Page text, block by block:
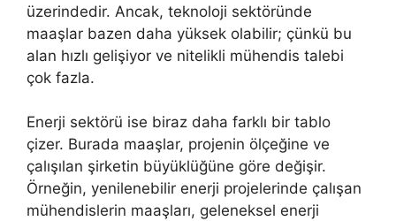
üzerindedir. Ancak, teknoloji sektöründe
maaşlar bazen daha yüksek olabilir; çünkü bu
alan hızlı gelişiyor ve nitelikli mühendis talebi
çok fazla.
Enerji sektörü ise biraz daha farklı bir tablo
çizer. Burada maaşlar, projenin ölçeğine ve
çalışılan şirketin büyüklüğüne göre değişir.
Örneğin, yenilenebilir enerji projelerinde çalışan
mühendislerin maaşları, geleneksel enerji